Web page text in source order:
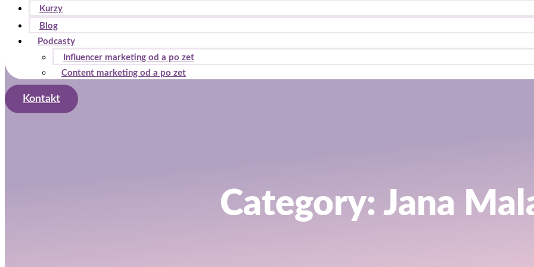
Kurzy
Blog
Podcasty
Influencer marketing od a po zet
Content marketing od a po zet
Kontakt
Category: Jana